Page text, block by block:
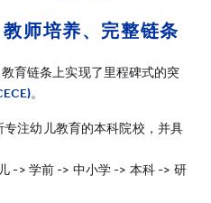
师培养、完整链条
育链条上实现了里程碑式的突
。
专注幼儿教育的本科院校，并具
-> 学前 -> 中小学 -> 本科 -> 研